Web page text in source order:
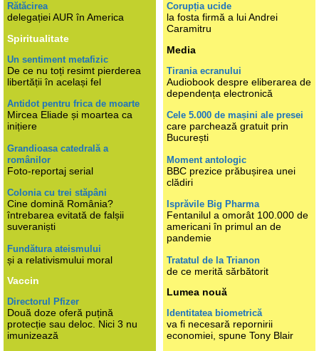
Rătăcirea
delegației AUR în America
Spiritualitate
Un sentiment metafizic
De ce nu toți resimt pierderea
libertății în același fel
Antidot pentru frica de moarte
Mircea Eliade și moartea ca
inițiere
Grandioasa catedrală a
românilor
Foto-reportaj serial
Colonia cu trei stăpâni
Cine domină România?
întrebarea evitată de falșii
suveraniști
Fundătura ateismului
și a relativismului moral
Vaccin
Directorul Pfizer
Două doze oferă puțină
protecție sau deloc. Nici 3 nu
imunizează
Corupția ucide
la fosta firmă a lui Andrei
Caramitru
Media
Tirania ecranului
Audiobook despre eliberarea de
dependența electronică
Cele 5.000 de mașini ale presei
care parchează gratuit prin
București
Moment antologic
BBC prezice prăbușirea unei
clădiri
Isprăvile Big Pharma
Fentanilul a omorât 100.000 de
americani în primul an de
pandemie
Tratatul de la Trianon
de ce merită sărbătorit
Lumea nouă
Identitatea biometrică
va fi necesară repornirii
economiei, spune Tony Blair